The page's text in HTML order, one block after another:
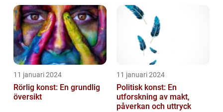
11 januari 2024
Rörlig konst: En grundlig
översikt
11 januari 2024
Politisk konst: En
utforskning av makt,
påverkan och uttryck